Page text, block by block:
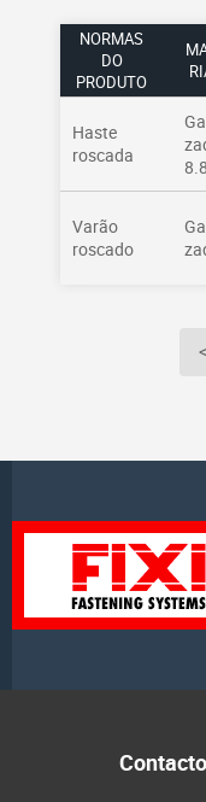
NORMAS
DO
PRODUTO
Haste
roscada
8.8
Varão
roscado